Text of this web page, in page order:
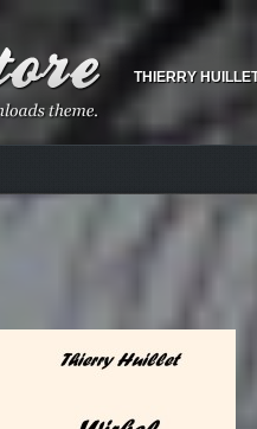
THIERRY